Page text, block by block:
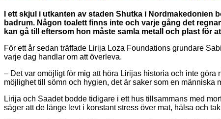
I ett skjul i utkanten av staden Shutka i
badrum. Någon toalett finns inte och varje gång det
kan gå till eftersom hon måste samla metall och plast för
För ett år sedan träffade Lirija Loza Foundations grundare
varje dag handlar om att överleva.
– Det var omöjligt för mig att höra Lirijas historia och inte
möjlighet till sömn och hygien, det är saker som en människa
Lirija och Saadet bodde tidigare i ett hus tillsammans med
säger att de länge levt i konstant stress över mat, hälsa och